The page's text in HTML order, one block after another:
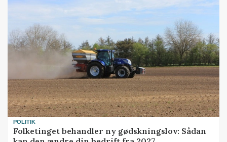
POLITIK
Folketinget behandler ny gødskningslov: Sådan